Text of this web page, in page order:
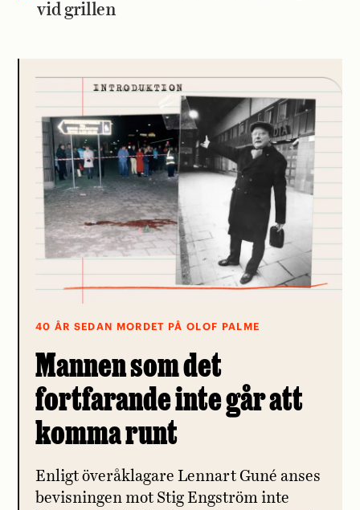
vid grillen
40 ÅR SEDAN MORDET PÅ OLOF PALME
Mannen som det
fortfarande inte går att
komma runt
Enligt överåklagare Lennart Guné anses
bevisningen mot Stig Engström inte